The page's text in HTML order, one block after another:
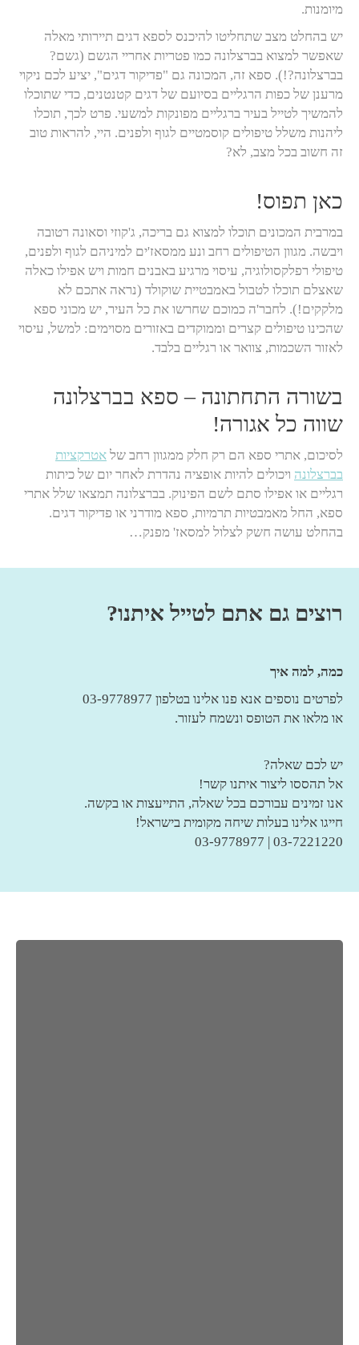
מיומנות.
יש בהחלט מצב שתחליטו להיכנס לספא דגים תיירותי מאלה
שאפשר למצוא בברצלונה כמו פטריות אחריי הגשם (גשם?
בברצלונה?!). ספא זה, המכונה גם "פדיקור דגים", יציע לכם ניקוי
מרענן של כפות הרגליים בסיועם של דגים קטנטנים, כדי שתוכלו
להמשיך לטייל בעיר ברגליים מפונקות למשעי. פרט לכך, תוכלו
ליהנות משלל טיפולים קוסמטיים לגוף ולפנים. היי, להראות טוב
זה חשוב בכל מצב, לא?
כאן תפוס!
במרבית המכונים תוכלו למצוא גם בריכה, ג'קוזי וסאונה רטובה
ויבשה. מגוון הטיפולים רחב ונע ממסאז'ים למיניהם לגוף ולפנים,
טיפולי רפלקסולוגיה, עיסוי מרגיע באבנים חמות ויש אפילו כאלה
שאצלם תוכלו לטבול באמבטיית שוקולד (נראה אתכם לא
מלקקים!). לחבר'ה כמוכם שחרשו את כל העיר, יש מכוני ספא
שהכינו טיפולים קצרים וממוקדים באזורים מסוימים: למשל, עיסוי
לאזור השכמות, צוואר או רגליים בלבד.
בשורה התחתונה – ספא בברצלונה
שווה כל אגורה!
לסיכום, אתרי ספא הם רק חלק ממגוון רחב של אטרקציות
בברצלונה ויכולים להיות אופציה נהדרת לאחר יום של כיתות
רגליים או אפילו סתם לשם הפינוק. בברצלונה תמצאו שלל אתרי
ספא, החל מאמבטיות תרמיות, ספא מודרני או פדיקור דגים.
בהחלט עושה חשק לצלול למסאז' מפנק…
רוצים גם אתם לטייל איתנו?
כמה, למה איך
לפרטים נוספים אנא פנו אלינו בטלפון 03-9778977
או מלאו את הטופס ונשמח לעזור.
יש לכם שאלה?
אל תהססו ליצור איתנו קשר!
אנו זמינים עבורכם בכל שאלה, התייעצות או בקשה.
חייגו אלינו בעלות שיחה מקומית בישראל!
03-7221220 | 03-9778977